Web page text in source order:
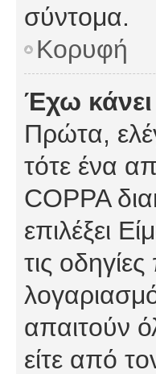
σύντομα.
Κορυφή
Έχω
Πρώτα,
τότε ένα
COPPA
επιλέξει
τις
απαιτούν
είτε από